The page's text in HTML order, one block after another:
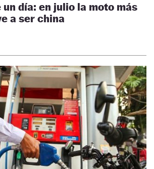
un día: en julio la moto más
a ser china